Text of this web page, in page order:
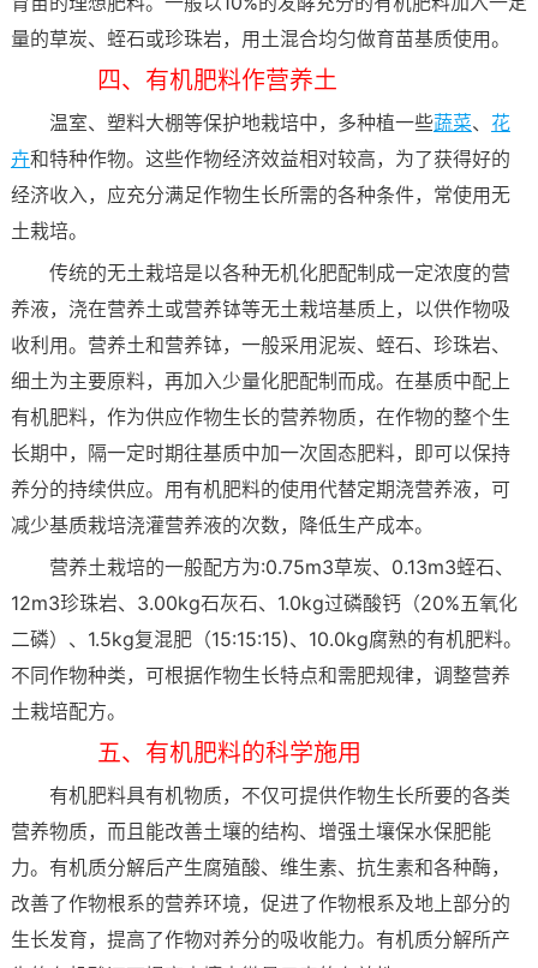
量的草炭、蛭石或珍珠岩，用土混合均匀做育苗基质使用。
四、有机肥料作营养土
温室、塑料大棚等保护地栽培中，多种植一些蔬菜、 花
卉和特种作物。这些作物经济效益相对较高，为了获得好的
经济收入，应充分满足作物生长所需的各种条件，常使用无
土栽培。
传统的无土栽培是以各种无机化肥配制成一定浓度的营
养液，浇在营养土或营养钵等无土栽培基质上，以供作物吸
收利用。营养土和营养钵，一般采用泥炭、蛭石、珍珠岩、
细土为主要原料，再加入少量化肥配制而成。在基质中配上
有机肥料，作为供应作物生长的营养物质，在作物的整个生
长期中，隔一定时期往基质中加一次固态肥料，即可以保持
养分的持续供应。用有机肥料的使用代替定期浇营养液，可
减少基质栽培浇灌营养液的次数，降低生产成本。
营养土栽培的一般配方为:0.75m3草炭、0.13m3蛭石、
12m3珍珠岩、3.00kg石灰石、1.0kg过磷酸钙（20%五氧化
二磷）、1.5kg复混肥（15:15:15)、10.0kg腐熟的有机肥料。
不同作物种类，可根据作物生长特点和需肥规律，调整营养
土栽培配方。
五、有机肥料的科学施用
有机肥料具有机物质，不仅可提供作物生长所要的各类
营养物质，而且能改善土壤的结构、增强土壤保水保肥能
力。有机质分解后产生腐殖酸、维生素、抗生素和各种酶，
改善了作物根系的营养环境，促进了作物根系及地上部分的
生长发育，提高了作物对养分的吸收能力。有机质分解所产